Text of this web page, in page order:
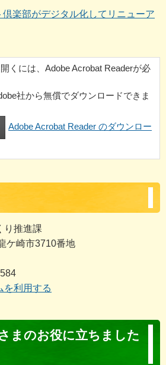
倶楽部がデジタル化してリニューア
くには、Adobe Acrobat Readerが必
社から無償でダウンロードできま
Adobe Acrobat Reader のダウンロー
推進課
ケ崎市3710番地
を利用する
まのお役に立ちました